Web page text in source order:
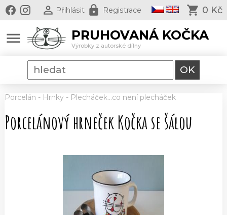
Přihlásit Registrace 0 Kč
menu PRUHOVANÁ KOČKA
Výrobky z autorské dílny
Porcelán - Hrnky- Plecháček...co není plecháček
Porcelánový hrneček Kočka se šálou